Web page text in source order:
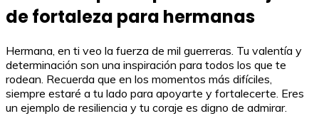
de fortaleza para hermanas
Hermana, en ti veo la fuerza de mil guerreras. Tu valentía y
determinación son una inspiración para todos los que te
rodean. Recuerda que en los momentos más difíciles,
siempre estaré a tu lado para apoyarte y fortalecerte. Eres
un ejemplo de resiliencia y tu coraje es digno de admirar.